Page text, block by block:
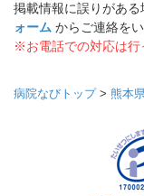
掲載情報に誤りがある
ォーム からご連絡を
※お電話での対応は行
病院なびトップ> 熊本